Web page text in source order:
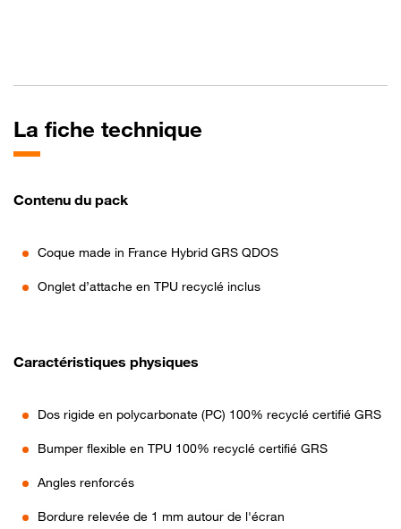
La fiche technique
Contenu du pack
Coque made in France Hybrid GRS QDOS
Onglet d’attache en TPU recyclé inclus
Caractéristiques physiques
Dos rigide en polycarbonate (PC) 100% recyclé certifié GRS
Bumper flexible en TPU 100% recyclé certifié GRS
Angles renforcés
Bordure relevée de 1 mm autour de l'écran